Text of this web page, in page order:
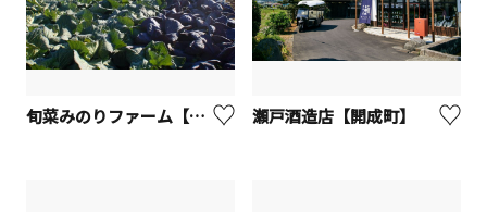
旬菜みのりファーム【綾瀬市】 瀬戸酒造店【開成町】